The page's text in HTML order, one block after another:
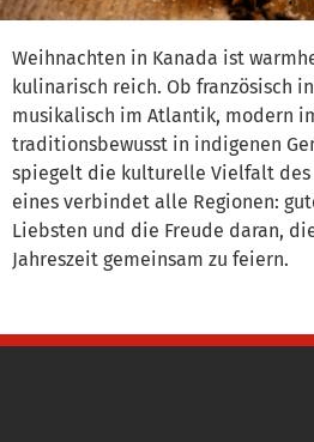
Weihnachten in Kanada ist
kulinarisch reich. Ob französisch
musikalisch im Atlantik, modern
traditionsbewusst in indigenen
spiegelt die kulturelle Vielfalt des
eines verbindet alle Regionen:
Liebsten und die Freude daran,
Jahreszeit gemeinsam zu feiern.